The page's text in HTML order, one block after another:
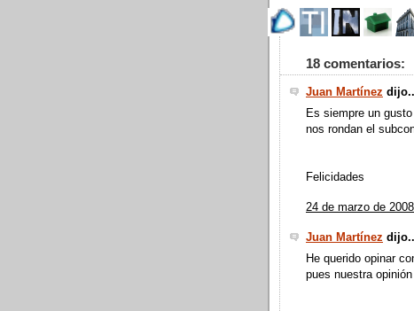
18 comentarios:
Juan Martínez
Es siempre un
nos rondan el
Felicidades
24 de marzo de
Juan Martínez
He querido opinar
pues nuestra